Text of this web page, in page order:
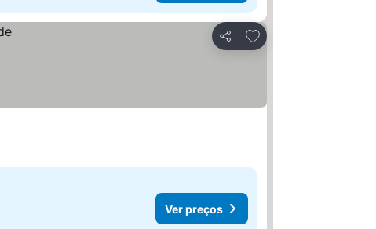
Partilhar
Adicionar aos favoritos
Ver preços